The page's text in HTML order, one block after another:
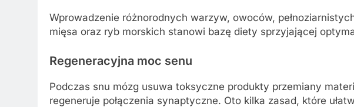
Wprowadzenie różnorodnych warzyw, owoców,
mięsa oraz ryb morskich stanowi bazę diety sprzyjającej
Regeneracyjna moc senu
Podczas snu mózg usuwa toksyczne produkty przemiany
regeneruje połączenia synaptyczne. Oto kilka zasad, które